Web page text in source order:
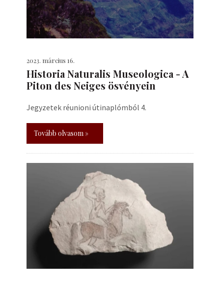
2023. március 16.
Historia Naturalis Museologica - A
Piton des Neiges ösvényein
Jegyzetek réunioni útinaplómból 4.
Tovább olvasom »